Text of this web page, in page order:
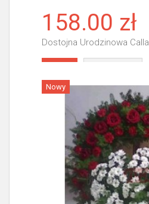
158.00 zł
Dostojna Urodzinowa Calla
Nowy